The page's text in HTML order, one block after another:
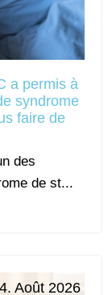
a permis à
syndrome
faire de
des
de st...
Août 2026